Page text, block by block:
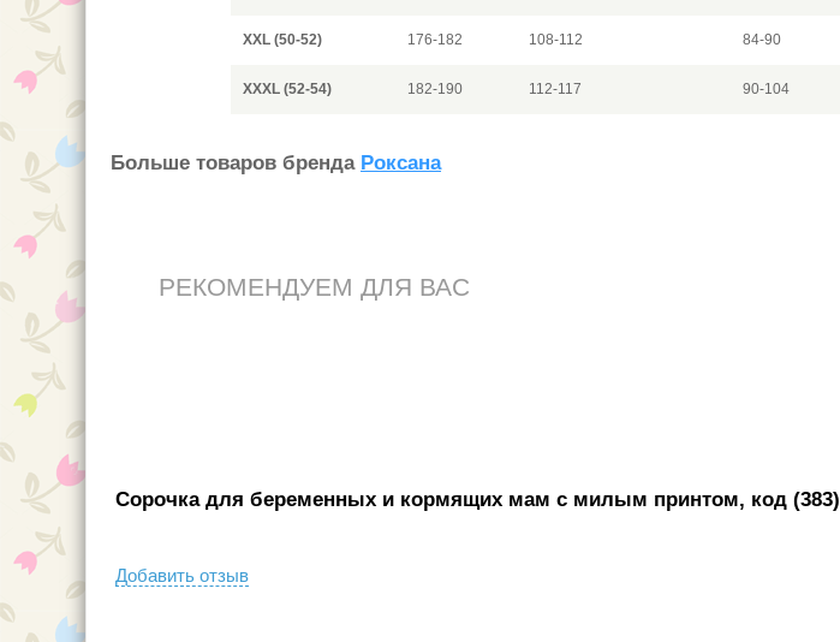
XXL (50-52) 176-182 108-112 84-90
XXXL (52-54) 182-190 112-117 90-104
Больше товаров бренда Роксана
РЕКОМЕНДУЕМ ДЛЯ ВАС
Сорочка для беременных и кормящих мам с милым принтом, код (383)
Добавить отзыв